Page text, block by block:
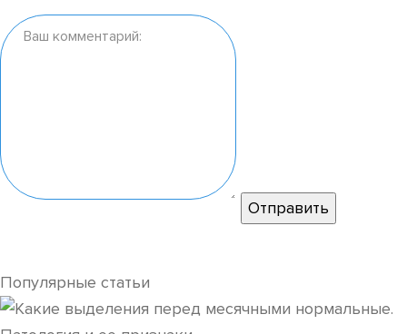
Популярные статьи